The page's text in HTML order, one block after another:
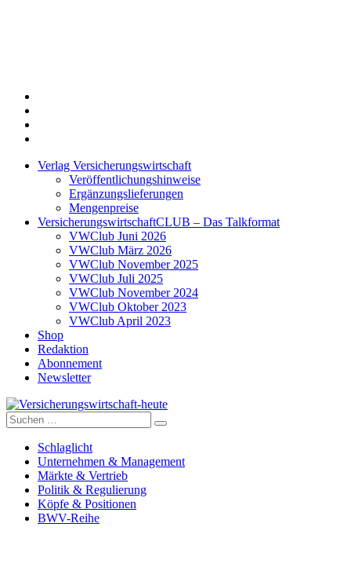
Verlag Versicherungswirtschaft
Veröffentlichungshinweise
Ergänzungslieferungen
Mengenpreise
VersicherungswirtschaftCLUB – Das Talkformat
VWClub Juni 2026
VWClub März 2026
VWClub November 2025
VWClub Juli 2025
VWClub November 2024
VWClub Oktober 2023
VWClub April 2023
Shop
Redaktion
Abonnement
Newsletter
Versicherungswirtschaft-heute
Suche
nach:
Schlaglicht
Unternehmen & Management
Märkte & Vertrieb
Politik & Regulierung
Köpfe & Positionen
BWV-Reihe